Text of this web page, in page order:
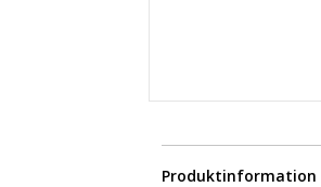
Produktinformation